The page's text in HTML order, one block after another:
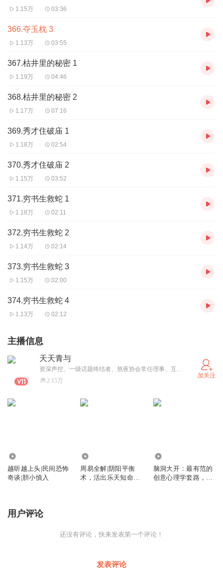
1.15万 03:36
366.夺玉枕 3
1.13万 03:55
367.枯井里的秘密 1
1.19万 04:46
368.枯井里的秘密 2
1.17万 07:16
369.秀才住破庙 1
1.18万 02:54
370.秀才住破庙 2
1.15万 03:52
371.穷书生救蛇 1
1.18万 02:11
372.穷书生救蛇 2
1.14万 02:14
373.穷书生救蛇 3
1.15万 02:00
374.穷书生救蛇 4
1.13万 02:12
主播信息
天天青与
资深声控、一级话题终结者、熬夜协会常任理事、互联网金牌冲浪选手。
2.15万
加关注
越听越上头|民间恐怖
奇谈|胆小慎入
周易全解|阴阳平衡
术，活出乐天知命的
脑洞大开：最有范的
创意心理学套路，让
用户评论
还没有评论，快来发表第一个评论！
发表评论